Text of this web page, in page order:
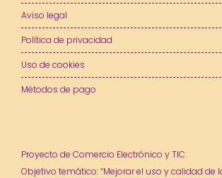
Aviso legal
Política de privacidad
Uso de cookies
Métodos de pago
Proyecto de Comercio Electrónico y TIC.
Objetivo temático: “Mejorar el uso y calidad de